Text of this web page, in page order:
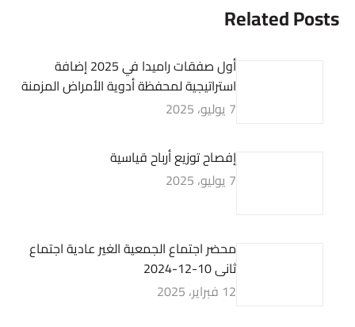
Related Posts
أول صفقات راميدا في 2025 إضافة
استراتيجية لمحفظة أدوية الأمراض المزمنة
7 يوليو، 2025
إفصاح توزيع أرباح قياسية
7 يوليو، 2025
محضر اجتماع الجمعية الغير عادية اجتماع
ثانى 10-12-2024
12 فبراير، 2025